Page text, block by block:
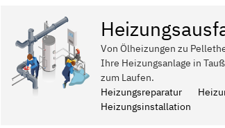
Von Ölheizungen zu
Ihre Heizungsanlage in
zum Laufen.
Heizungsreparatur
Heizungsinstallation